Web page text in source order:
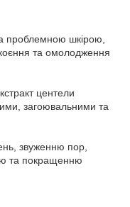
проблемною шкірою,
та омолодження
центели
загоювальними та
звуженню пор,
та покращенню